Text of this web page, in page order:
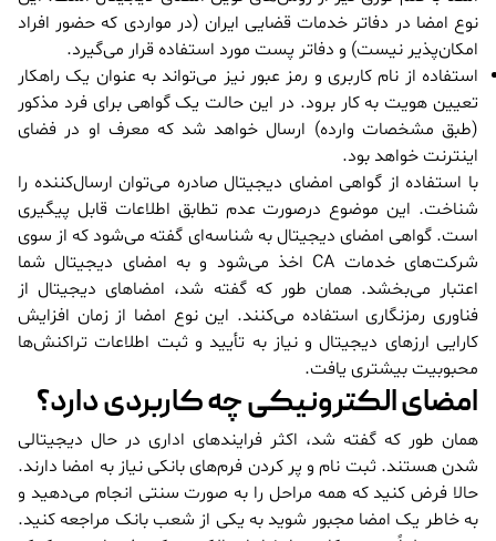
نوع امضا در دفاتر خدمات قضایی ایران (در مواردی که حضور افراد
امکان‌پذیر نیست) و دفاتر پست مورد استفاده قرار می‌گیرد.
استفاده از نام کاربری و رمز عبور نیز می‌تواند به عنوان یک راهکار
تعیین هویت به کار برود. در این حالت یک گواهی برای فرد مذکور
(طبق مشخصات وارده) ارسال خواهد شد که معرف او در فضای
اینترنت خواهد بود.
با استفاده از گواهی امضای دیجیتال صادره می‌توان ارسال‌کننده را
شناخت. این موضوع درصورت عدم تطابق اطلاعات قابل پیگیری
است. گواهی امضای دیجیتال به شناسه‌ای گفته می‌شود که از سوی
شرکت‌های خدمات CA اخذ می‌شود و به امضای دیجیتال شما
اعتبار می‌بخشد. همان طور که گفته شد، امضاهای دیجیتال از
فناوری رمزنگاری استفاده می‌کنند. این نوع امضا از زمان افزایش
کارایی ارزهای دیجیتال و نیاز به تأیید و ثبت اطلاعات تراکنش‌ها
محبوبیت بیشتری یافت.
امضای الکترونیکی چه کاربردی دارد؟
همان طور که گفته شد، اکثر فرایندهای اداری در حال دیجیتالی
شدن هستند. ثبت نام و پر کردن فرم‌های بانکی نیاز به امضا دارند.
حالا فرض کنید که همه مراحل را به صورت سنتی انجام می‌دهید و
به خاطر یک امضا مجبور شوید به یکی از شعب بانک مراجعه کنید.